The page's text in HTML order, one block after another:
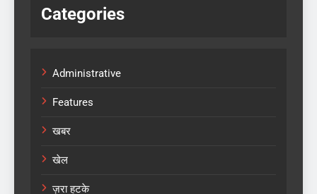
Categories
Administrative
Features
खबर
खेल
ज़रा हटके